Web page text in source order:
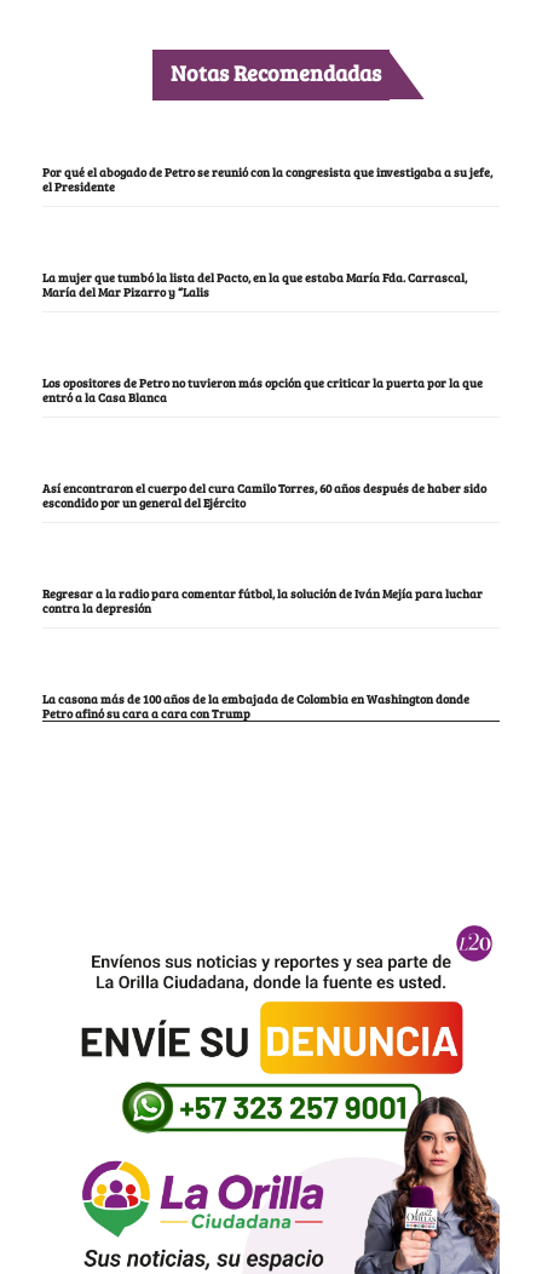
Notas Recomendadas
Por qué el abogado de Petro se reunió con la congresista que investigaba a su jefe,
el Presidente
La mujer que tumbó la lista del Pacto, en la que estaba María Fda. Carrascal,
María del Mar Pizarro y “Lalis
Los opositores de Petro no tuvieron más opción que criticar la puerta por la que
entró a la Casa Blanca
Así encontraron el cuerpo del cura Camilo Torres, 60 años después de haber sido
escondido por un general del Ejército
Regresar a la radio para comentar fútbol, la solución de Iván Mejía para luchar
contra la depresión
La casona más de 100 años de la embajada de Colombia en Washington donde
Petro afinó su cara a cara con Trump